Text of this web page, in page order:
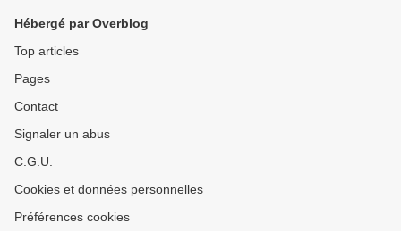
Hébergé par Overblog
Top articles
Pages
Contact
Signaler un abus
C.G.U.
Cookies et données personnelles
Préférences cookies